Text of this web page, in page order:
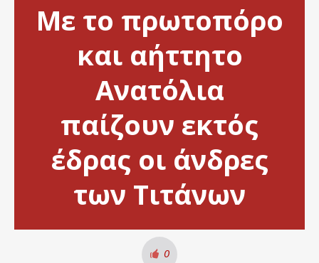
Με το πρωτοπόρο
και αήττητο
Ανατόλια
παίζουν εκτός
έδρας οι άνδρες
των Τιτάνων
0